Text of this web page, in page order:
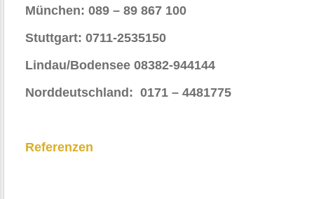
München: 089 – 89 867 100
Stuttgart: 0711-2535150
Lindau/Bodensee 08382-944144
Norddeutschland: 0171 – 4481775
Referenzen